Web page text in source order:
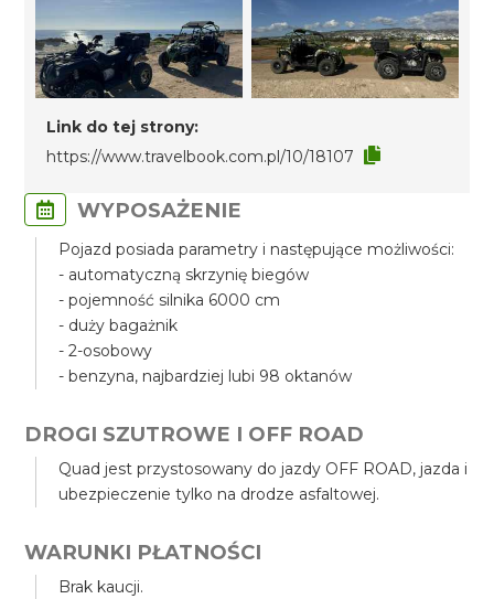
Link do tej strony:
https://www.travelbook.com.pl/10/18107
WYPOSAŻENIE
Pojazd posiada parametry i następujące możliwości:
- automatyczną skrzynię biegów
- pojemność silnika 6000 cm
- duży bagażnik
- 2-osobowy
- benzyna, najbardziej lubi 98 oktanów
DROGI SZUTROWE I OFF ROAD
Quad jest przystosowany do jazdy OFF ROAD, jazda i
ubezpieczenie tylko na drodze asfaltowej.
WARUNKI PŁATNOŚCI
Brak kaucji.